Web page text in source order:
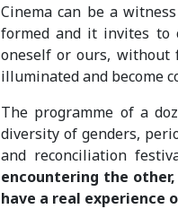
Cinema can be a
formed and it invites to
oneself or ours,
illuminated and become
The programme of a
diversity of genders,
and reconciliation
encountering the other,
have a real experience